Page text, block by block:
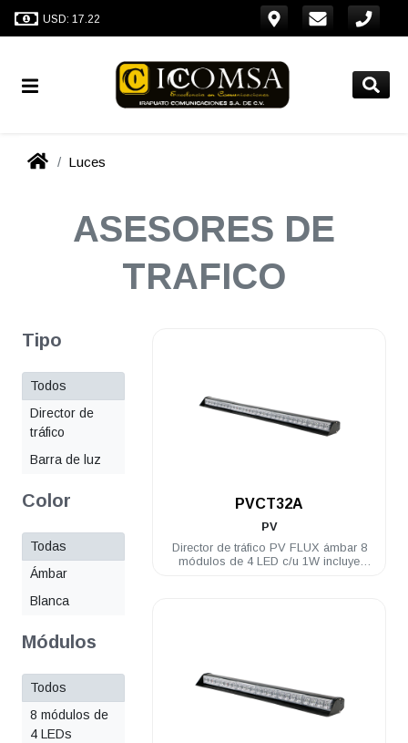
USD: 17.22
Luces
ASESORES DE
TRAFICO
Tipo
Todos
Director de
tráfico
Barra de luz
Color
Todas
Ámbar
Blanca
Módulos
Todos
8 módulos de
4 LEDs
PVCT32A
PV
Director de tráfico PV FLUX ámbar 8
módulos de 4 LED c/u 1W incluye